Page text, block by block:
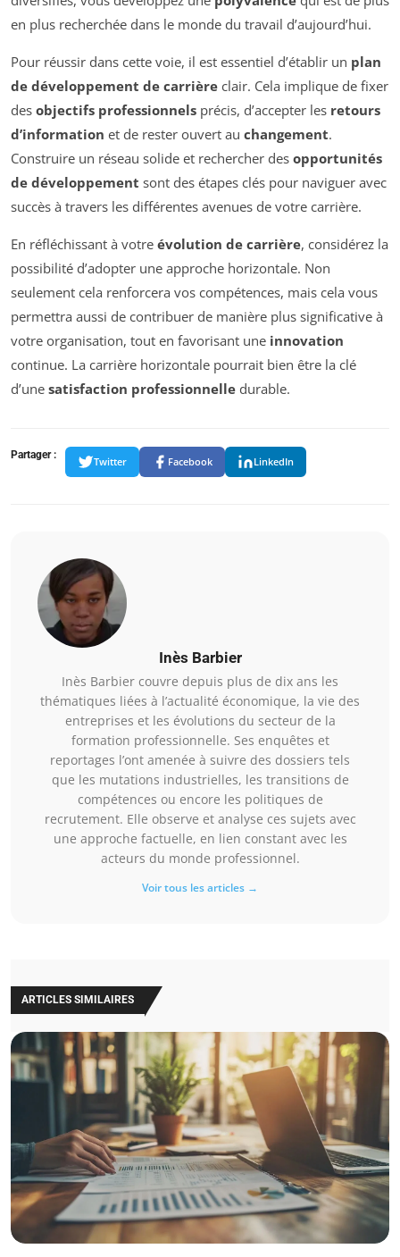
en plus recherchée dans le monde du travail d’aujourd’hui.
Pour réussir dans cette voie, il est essentiel d’établir un plan
de développement de carrière clair. Cela implique de fixer
des objectifs professionnels précis, d’accepter les retours
d’information et de rester ouvert au changement.
Construire un réseau solide et rechercher des opportunités
de développement sont des étapes clés pour naviguer avec
succès à travers les différentes avenues de votre carrière.
En réfléchissant à votre évolution de carrière, considérez la
possibilité d’adopter une approche horizontale. Non
seulement cela renforcera vos compétences, mais cela vous
permettra aussi de contribuer de manière plus significative à
votre organisation, tout en favorisant une innovation
continue. La carrière horizontale pourrait bien être la clé
d’une satisfaction professionnelle durable.
Partager :
Twitter Facebook LinkedIn
Inès Barbier
Inès Barbier couvre depuis plus de dix ans les
thématiques liées à l’actualité économique, la vie des
entreprises et les évolutions du secteur de la
formation professionnelle. Ses enquêtes et
reportages l’ont amenée à suivre des dossiers tels
que les mutations industrielles, les transitions de
compétences ou encore les politiques de
recrutement. Elle observe et analyse ces sujets avec
une approche factuelle, en lien constant avec les
acteurs du monde professionnel.
Voir tous les articles →
ARTICLES SIMILAIRES